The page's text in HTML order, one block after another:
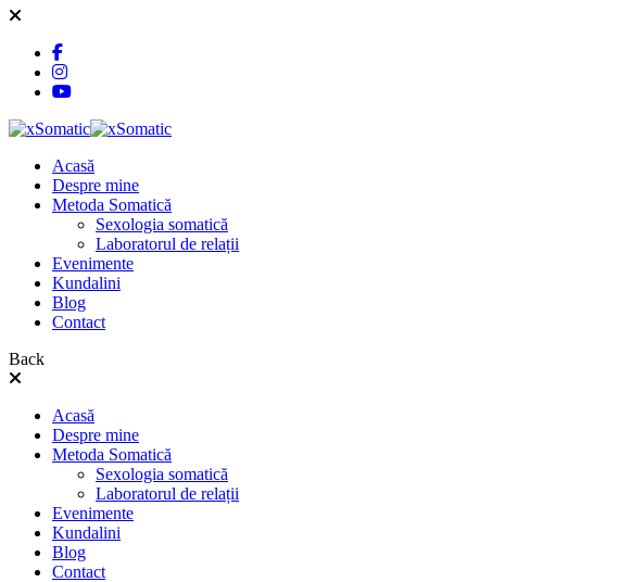
Acasă
Despre mine
Metoda Somatică
Sexologia somatică
Laboratorul de relații
Evenimente
Kundalini
Blog
Contact
Back
Acasă
Despre mine
Metoda Somatică
Sexologia somatică
Laboratorul de relații
Evenimente
Kundalini
Blog
Contact